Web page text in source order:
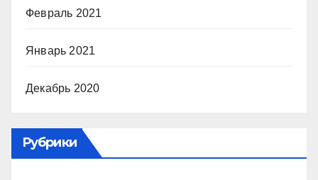
Февраль 2021
Январь 2021
Декабрь 2020
Рубрики